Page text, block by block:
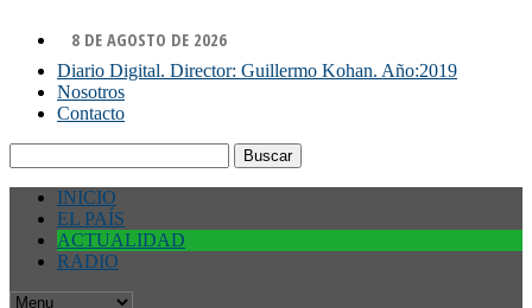
8 DE AGOSTO DE 2026
Diario Digital. Director: Guillermo Kohan. Año:2019
Nosotros
Contacto
INICIO
EL PAÍS
ACTUALIDAD
RADIO